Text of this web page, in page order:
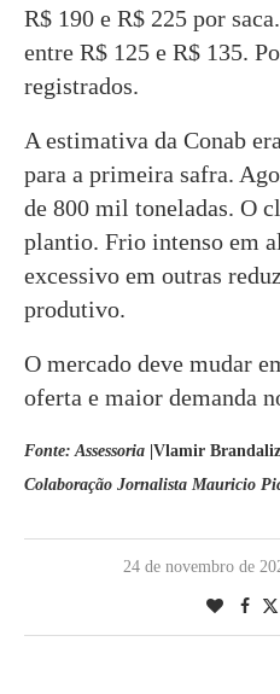
R$ 190 e R$ 225 por
entre R$ 125 e R$ 135.
registrados.
A estimativa da Conab
para a primeira safra.
de 800 mil toneladas. O
plantio. Frio intenso em
excessivo em outras
produtivo.
O mercado deve mudar
oferta e maior demanda
Fonte: Assessoria |Vlamir
Colaboração Jornalista Mauricio
24 de novembro de